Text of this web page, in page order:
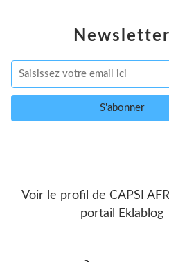
Newsletter
Voir le profil de CAPSI
portail Eklablog